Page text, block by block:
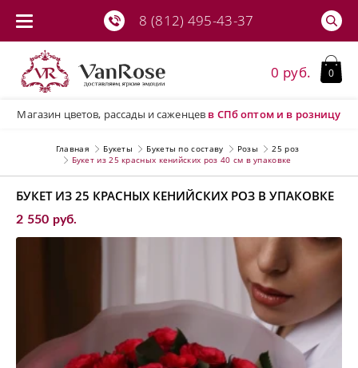
8 (812) 495-43-37
Магазин цветов, рассады и саженцев в СПбоптом и в розницу
0 руб. 0
Главная Букеты Букеты по составу Розы
25 роз
Букет из 25 красных кенийских роз 40 см в упаковке
БУКЕТ ИЗ 25 КРАСНЫХ КЕНИЙСКИХ РОЗ В УПАКОВКЕ
2 550 руб.